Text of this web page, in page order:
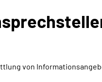
von